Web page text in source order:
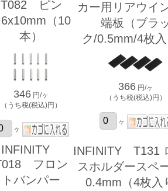
T082 ピン
（10
本）
346 円/ヶ
（うち税(税込)円）
ヶ
カー用リアウイ
端板（ブラ
ク/0.5mm/4枚
366 円/ヶ
（うち税(税込)円）
ヶ
INFINITY
フロン
トバンパー
INFINITY T131
スホルダースペ
0.4mm（4枚入